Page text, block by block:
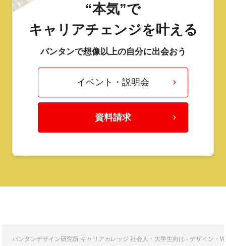
“本気”で
キャリアチェンジを叶える
バンタンで想像以上の自分に出会おう
イベント・説明会
資料請求
バンタンデザイン研究所 キャリアカレッジ 社会人・大学生向け - デザイン・